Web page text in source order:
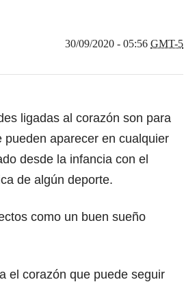
30/09/2020 - 05:56 GMT-5
ligadas al corazón son para
aparecer en cualquier
desde la infancia con el
de algún deporte.
como un buen sueño
el corazón que puede seguir